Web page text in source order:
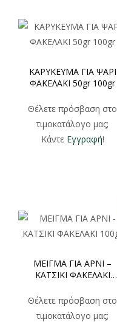
ΚΑΡΥΚΕΥΜΑ ΓΙΑ ΨΑΡΙ
ΦΑΚΕΛΑΚΙ 50gr 100gr
Θέλετε πρόσβαση στο
τιμοκατάλογο μας;
Κάντε Εγγραφή!
ΜΕΙΓΜΑ ΓΙΑ ΑΡΝΙ –
ΚΑΤΣΙΚΙ ΦΑΚΕΛΑΚΙ
Θέλετε πρόσβαση στο
τιμοκατάλογο μας;